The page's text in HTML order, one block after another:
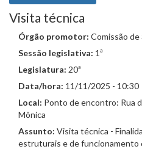
Visita técnica
Órgão promotor: Comissão de
Sessão legislativa: 1ª
Legislatura: 20ª
Data/hora: 11/11/2025 - 10:30
Local: Ponto de encontro: Rua
Mônica
Assunto: Visita técnica -
estruturais e de funcionamento